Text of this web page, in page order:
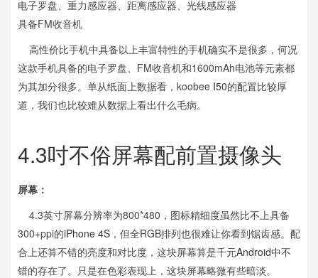
电子罗盘、重力感应器、距离感应器、光线感应器
具备FM收音机
高性价比手机中具备以上丰富特性的手机确实不是很多，何况
这款手机具备的电子罗盘、FM收音机和1600mAh电池等元素都
为其加分很多。单从纸面上数据看，koobee I50的配置比较厚
道，我们也比较难从数据上看出什么毛病。
4.3吋不俗屏幕配前置摄像头
屏幕：
4.3英寸屏幕分辨率为800*480，图标精细度虽然比不上具备
300+ppi的iPhone 4S ，但全RGB排列也很难让你看到锯齿感。配
合上还算不错的亮度和对比度，这块屏幕算是千元Android中不
错的存在了。只是在色彩表现上，这块屏幕略微有些暗淡。